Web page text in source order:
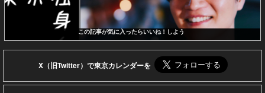
この記事が気に入ったらいいね！しよう
X（旧Twitter）で東京カレンダーを